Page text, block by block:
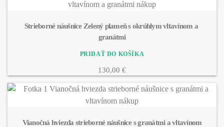
Strieborné náušnice Zelený plameň s okrúhlym vltavínom a
granátmi
130,00 €
Vianočná hviezda strieborné náušnice s granátmi a vltavínom